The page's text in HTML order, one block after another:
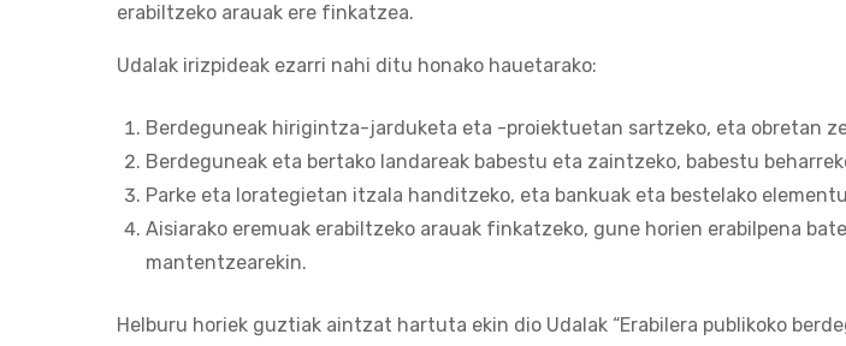
erabiltzeko arauak ere finkatzea.
Udalak irizpideak ezarri nahi ditu honako hauetarako:
Berdeguneak hirigintza-jarduketa eta -proiektuetan sartzeko, eta obretan
Berdeguneak eta bertako landareak babestu eta zaintzeko, babestu
Parke eta lorategietan itzala handitzeko, eta bankuak eta bestelako
Aisiarako eremuak erabiltzeko arauak finkatzeko, gune horien erabilpena
mantentzearekin.
Helburu horiek guztiak aintzat hartuta ekin dio Udalak “Erabilera publikoko